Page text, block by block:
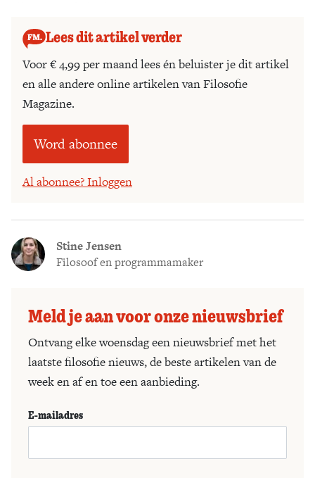
Lees dit artikel verder
Voor € 4,99 per maand lees én beluister je dit artikel
en alle andere online artikelen van Filosofie
Magazine.
Word abonnee
Al abonnee? Inloggen
Stine Jensen
Filosoof en programmamaker
Meld je aan voor onze nieuwsbrief
Ontvang elke woensdag een nieuwsbrief met het
laatste filosofie nieuws, de beste artikelen van de
week en af en toe een aanbieding.
E-mailadres